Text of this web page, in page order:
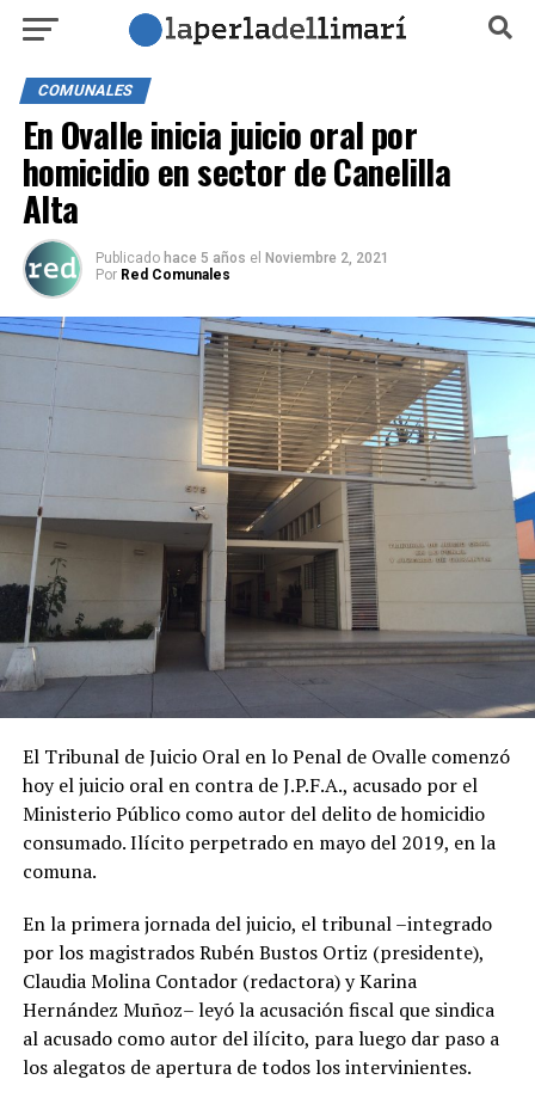
COMUNALES
En Ovalle inicia juicio oral por
homicidio en sector de Canelilla
Alta
Publicado hace 5 años el Noviembre 2, 2021
Por Red Comunales
El Tribunal de Juicio Oral en lo Penal de Ovalle comenzó
hoy el juicio oral en contra de J.P.F.A., acusado por el
Ministerio Público como autor del delito de homicidio
consumado. Ilícito perpetrado en mayo del 2019, en la
comuna.
En la primera jornada del juicio, el tribunal –integrado
por los magistrados Rubén Bustos Ortiz (presidente),
Claudia Molina Contador (redactora) y Karina
Hernández Muñoz– leyó la acusación fiscal que sindica
al acusado como autor del ilícito, para luego dar paso a
los alegatos de apertura de todos los intervinientes.